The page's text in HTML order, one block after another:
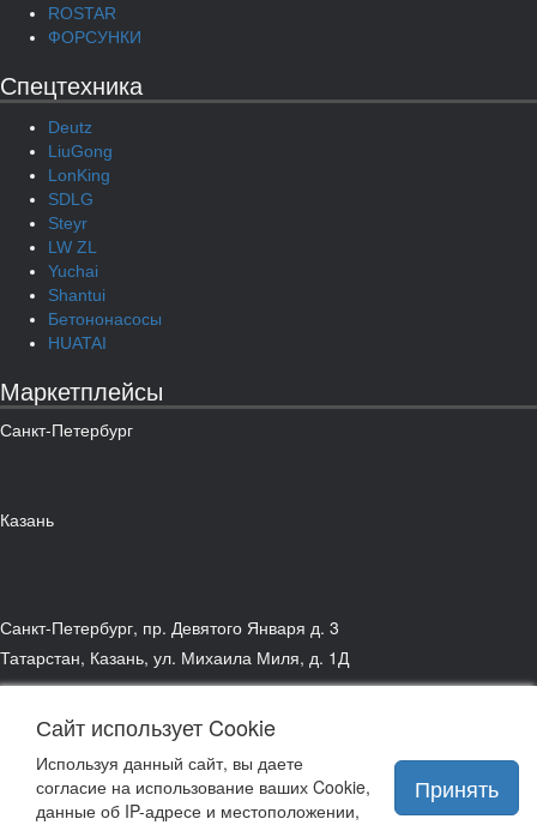
ROSTAR
ФОРСУНКИ
Спецтехника
Deutz
LiuGong
LonKing
SDLG
Steyr
LW ZL
Yuchai
Shantui
Бетононасосы
HUATAI
Маркетплейсы
Санкт-Петербург
Казань
Санкт-Петербург, пр. Девятого Января д. 3
Татарстан, Казань, ул. Михаила Миля, д. 1Д
подписаться на рассылку
связаться с руководством
Сайт использует Cookie
Используя данный сайт, вы даете
согласие на использование ваших Cookie,
данные об IP-адресе и местоположении,
Принять